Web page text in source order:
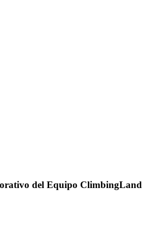
del Equipo ClimbingLand